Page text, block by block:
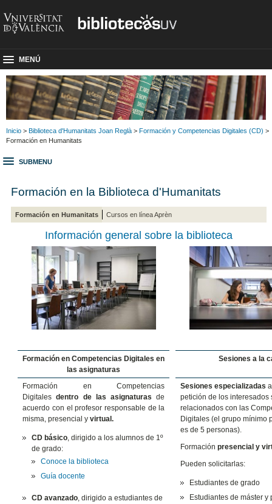
MENÚ
Inicio > Biblioteca d'Humanitats Joan Reglà > Formación y Competencias Digitales (CD) >
Formación en Humanitats
SUBMENU
Formación en la Biblioteca d'Humanitats
Formación en Humanitats Cursos en línea Aprèn
Información general sobre la biblioteca
Formación en Competencias Digitales en
las asignaturas
Sesiones a la
Formación en Competencias
Digitalesdentro de las asignaturas de
acuerdo con el profesor responsable de la
misma, presencial yvirtual.
CD básico, dirigido a los alumnos de 1º
de grado:
Conoce la biblioteca
Guía docente
CD avanzado, dirigido a estudiantes de
Sesiones especializadas
petición de los interesados
relacionados con las
Digitales (el grupo mínimo
es de 5 personas).
Formaciónpresencial y
Pueden solicitarlas:
Estudiantes de grado
Estudiantes de máster y